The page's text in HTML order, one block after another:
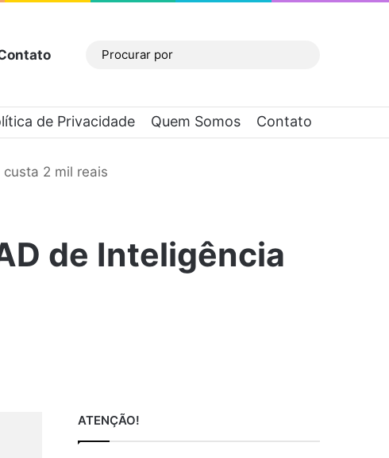
Barra Lateral
de Privacidade Quem Somos Contato
2 mil reais
de Inteligência
ATENÇÃO!